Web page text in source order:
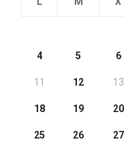
4 5 6
11 12 13
18 19 20
25 26 27